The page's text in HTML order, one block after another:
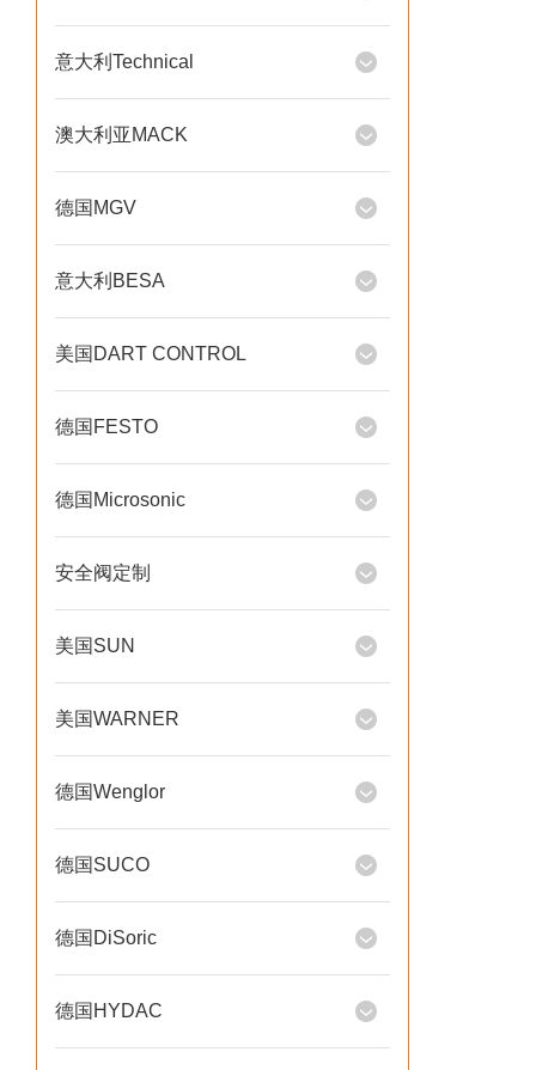
意大利Technical
澳大利亚MACK
德国MGV
意大利BESA
美国DART CONTROL
德国FESTO
德国Microsonic
安全阀定制
美国SUN
美国WARNER
德国Wenglor
德国SUCO
德国DiSoric
德国HYDAC